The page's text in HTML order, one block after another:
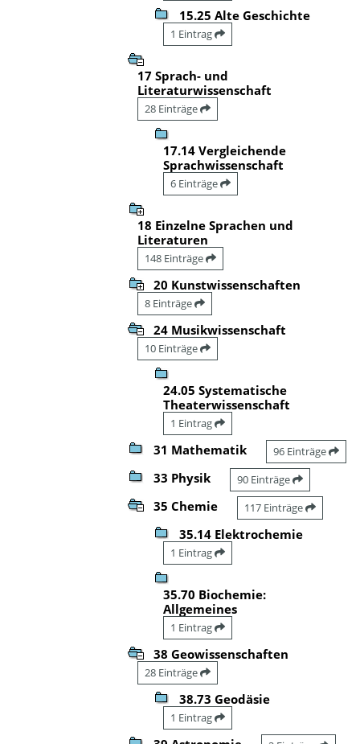
15.25 Alte Geschichte
1 Eintrag
17 Sprach- und
Literaturwissenschaft
28 Einträge
17.14 Vergleichende
Sprachwissenschaft
6 Einträge
18 Einzelne Sprachen und
Literaturen
148 Einträge
20 Kunstwissenschaften
8 Einträge
24 Musikwissenschaft
10 Einträge
24.05 Systematische
Theaterwissenschaft
1 Eintrag
31 Mathematik 96 Einträge
33 Physik 90 Einträge
35 Chemie 117 Einträge
35.14 Elektrochemie
1 Eintrag
35.70 Biochemie:
Allgemeines
1 Eintrag
38 Geowissenschaften
28 Einträge
38.73 Geodäsie
1 Eintrag